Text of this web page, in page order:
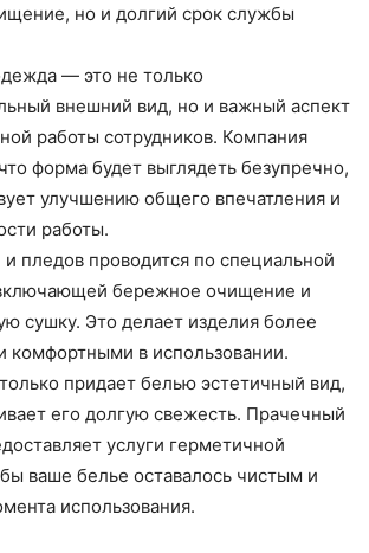
но и долгий срок службы
— это не только
внешний вид, но и важный аспект
работы сотрудников. Компания
форма будет выглядеть безупречно,
улучшению общего впечатления и
работы.
пледов проводится по специальной
бережное очищение и
сушку. Это делает изделия более
комфортными в использовании.
придает белью эстетичный вид,
его долгую свежесть. Прачечный
услуги герметичной
ваше белье оставалось чистым и
использования.